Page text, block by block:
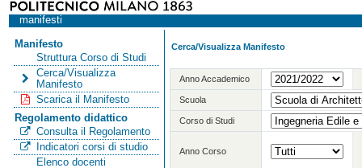
manifesti
Manifesto
Struttura Corso di Studi
Cerca/Visualizza
Manifesto
Scarica il Manifesto
Regolamento didattico
Consulta il Regolamento
Indicatori corsi di studio
Elenco docenti
Cerca/Visualizza Manifesto
Anno Accademico
Scuola
Corso di Studi
Anno Corso